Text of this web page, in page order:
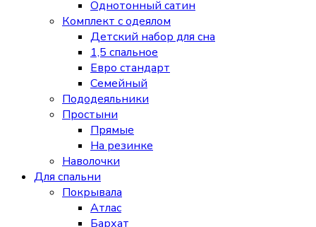
Однотонный сатин
Комплект с одеялом
Детский набор для сна
1,5 спальное
Евро стандарт
Семейный
Пододеяльники
Простыни
Прямые
На резинке
Наволочки
Для спальни
Покрывала
Атлас
Бархат